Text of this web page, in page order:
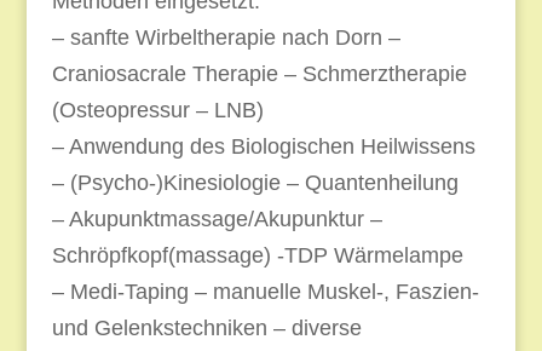
– sanfte Wirbeltherapie nach Dorn –
Craniosacrale Therapie – Schmerztherapie
(Osteopressur – LNB)
– Anwendung des Biologischen Heilwissens
– (Psycho-)Kinesiologie – Quantenheilung
– Akupunktmassage/Akupunktur –
Schröpfkopf(massage) -TDP Wärmelampe
– Medi-Taping – manuelle Muskel-, Faszien-
und Gelenkstechniken – diverse